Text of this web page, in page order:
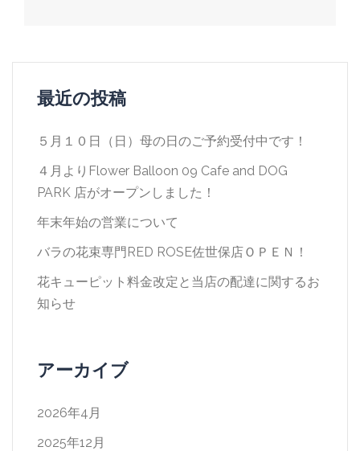
ー
シ
ン
最近の投稿
５月１０日（日）母の日のご予約受付中です！
４月よりFlower Balloon 09 Cafe and DOG
PARK 店がオープンしました！
年末年始の営業について
バラの花束専門RED ROSE佐世保店ＯＰＥＮ！
花キューピット料金改定と当店の配達に関するお
知らせ
アーカイブ
2026年4月
2025年12月